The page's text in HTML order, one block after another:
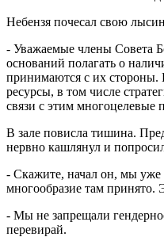
Небензя почесал свою
- Уважаемые члены Совета
оснований полагать о
принимаются с их стороны.
ресурсы, в том числе
связи с этим многоцелевые
В зале повисла тишина.
нервно кашлянул и
- Скажите, начал он, мы уже
многообразие там принято.
- Мы не запрещали
перевирай.